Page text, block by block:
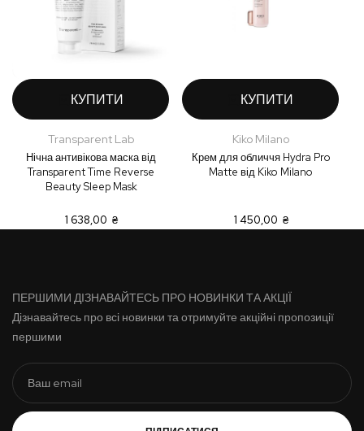
КУПИТИ
Transparent Lab
Нічна антивікова маска від
Transparent Time Reverse
Beauty Sleep Mask
1 638,00 ₴
КУПИТИ
Kiko Milano
Крем для обличчя Hydra Pro
Matte від Kiko Milano
1 450,00 ₴
ПЕРШИМИ ДІЗНАВАЙТЕСЬ ПРО НОВИНКИ ТА АКЦІЇ
Дізнавайтесь про всі новинки та отримуйте акційні пропозиції
першими